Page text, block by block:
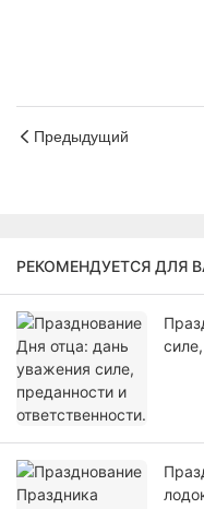
Предыдущий
РЕКОМЕНДУЕТСЯ ДЛЯ